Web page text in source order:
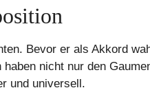
Bevor er als Akkord
nicht nur den
und universell.